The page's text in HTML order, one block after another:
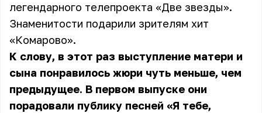
легендарного телепроекта «Две звезды».
Знаменитости подарили зрителям хит
«Комарово».
К слову, в этот раз выступление матери и
сына понравилось жюри чуть меньше, чем
предыдущее. В первом выпуске они
порадовали публику песней «Я тебе,